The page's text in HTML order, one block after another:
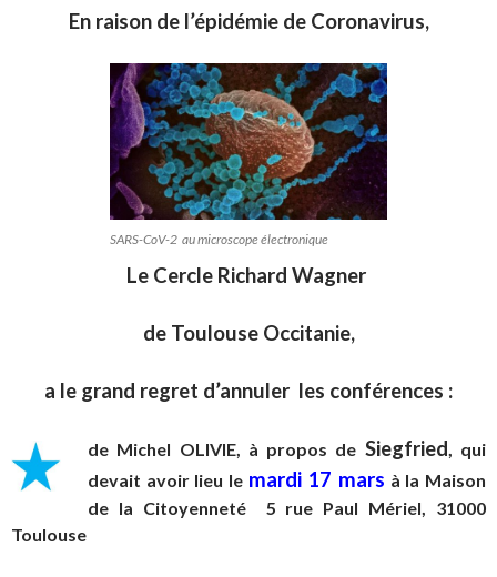
En raison de l’épidémie de Coronavirus,
SARS-CoV-2 au microscope électronique
Le Cercle Richard Wagner
de Toulouse Occitanie,
a le grand regret d’annuler les conférences :
de Michel OLIVIE, à propos de Siegfried, qui
devait avoir lieu le mardi 17 mars à la Maison
de la Citoyenneté 5 rue Paul Mériel, 31000
Toulouse